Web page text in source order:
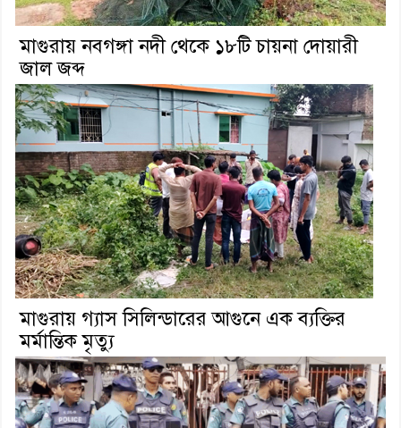
মাগুরায় নবগঙ্গা নদী থেকে ১৮টি চায়না দোয়ারী
জাল জব্দ
মাগুরায় গ্যাস সিলিন্ডারের আগুনে এক ব্যক্তির
মর্মান্তিক মৃত্যু